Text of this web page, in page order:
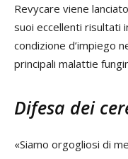
Revycare viene
suoi eccellenti risultati
condizione d’impiego
principali malattie
Difesa dei
«Siamo orgogliosi di